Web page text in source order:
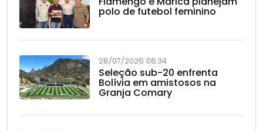
polo de futebol feminino
28/07/2026 08:34
Seleção sub-20 enfrenta
Bolívia em amistosos na
Granja Comary